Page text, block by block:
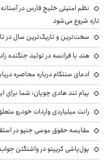
نظم امنیتی خلیج فارس در
تازه شروع می‌شود
سخت‌ترین و تاریک‌ترین سال در
هند با فرانسه در تولید جنگنده
ادعای سنتکام درباره محاصره دریایی
پیام تند هادی چوپان: شما برای
رانت میلیاردی واردات خودرو
مقایسه حقوق موسی جنپو در
پول‌پاشی کریپتو در واشنگتن